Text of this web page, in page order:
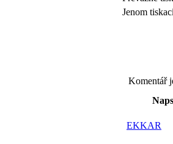
Jenom
Komentář
EKKAR